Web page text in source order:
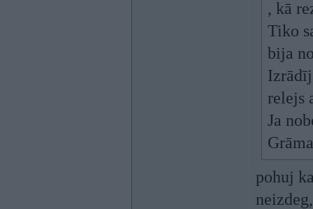
, kā
Tiko
bija
relejs
Ja
pohuj